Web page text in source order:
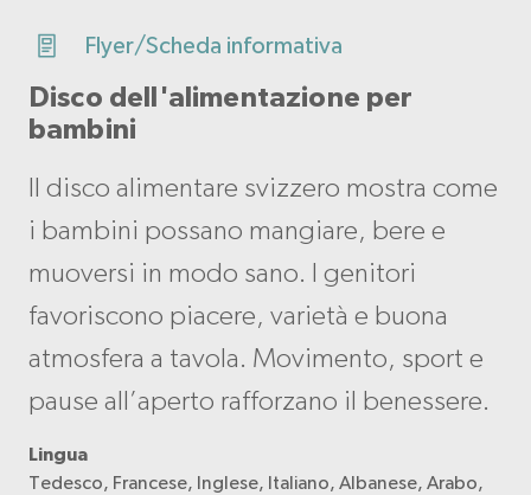
Flyer/Scheda informativa
Disco dell'alimentazione per
bambini
Il disco alimentare svizzero mostra come
i bambini possano mangiare, bere e
muoversi in modo sano. I genitori
favoriscono piacere, varietà e buona
atmosfera a tavola. Movimento, sport e
pause all’aperto rafforzano il benessere.
Lingua
Tedesco, Francese, Inglese, Italiano, Albanese, Arabo,